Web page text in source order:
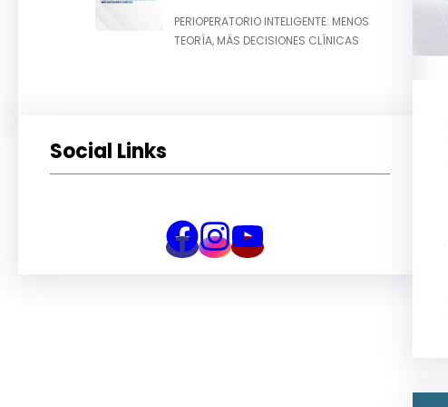
PERIOPERATORIO INTELIGENTE: MENOS
TEORÍA, MÁS DECISIONES CLÍNICAS
Social Links